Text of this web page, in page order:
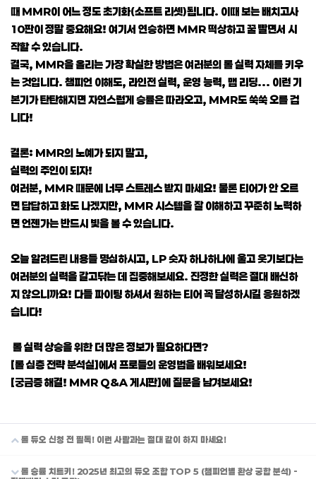
때 MMR이 어느 정도 초기화(소프트 리셋)됩니다. 이때 보는 배치고사
10판이 정말 중요해요! 여기서 연승하면 MMR 떡상하고 꿀 빨면서 시
작할 수 있습니다.
결국, MMR을 올리는 가장 확실한 방법은 여러분의 롤 실력 자체를 키우
는 것입니다. 챔피언 이해도, 라인전 실력, 운영 능력, 맵 리딩... 이런 기
본기가 탄탄해지면 자연스럽게 승률은 따라오고, MMR도 쑥쑥 오를 겁
니다!
결론: MMR의 노예가 되지 말고,
실력의 주인이 되자!
여러분, MMR 때문에 너무 스트레스 받지 마세요! 물론 티어가 안 오르
면 답답하고 화도 나겠지만, MMR 시스템을 잘 이해하고 꾸준히 노력하
면 언젠가는 반드시 빛을 볼 수 있습니다.
오늘 알려드린 내용들 명심하시고, LP 숫자 하나하나에 울고 웃기보다는
여러분의 실력을 갈고닦는 데 집중해보세요. 진정한 실력은 절대 배신하
지 않으니까요! 다들 파이팅 하셔서 원하는 티어 꼭 달성하시길 응원하겠
습니다!
롤 실력 상승을 위한 더 많은 정보가 필요하다면?
[롤 심층 전략 분석실]에서 프로들의 운영법을 배워보세요!
[궁금증 해결! MMR Q&A 게시판]에 질문을 남겨보세요!
롤 듀오 신청 전 필독! 이런 사람과는 절대 같이 하지 마세요!
롤 승률 치트키! 2025년 최고의 듀오 조합 TOP 5 (챔피언별 환상 궁합 분석) -